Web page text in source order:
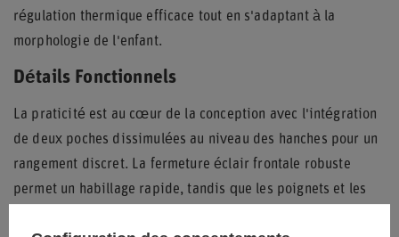
régulation thermique efficace tout en s'adaptant à la
morphologie de l'enfant.
Détails Fonctionnels
La praticité est au cœur de la conception avec l'intégration
de deux poches dissimulées au niveau des hanches pour un
rangement discret. La fermeture éclair frontale robuste
permet un habillage rapide, tandis que les poignets et les